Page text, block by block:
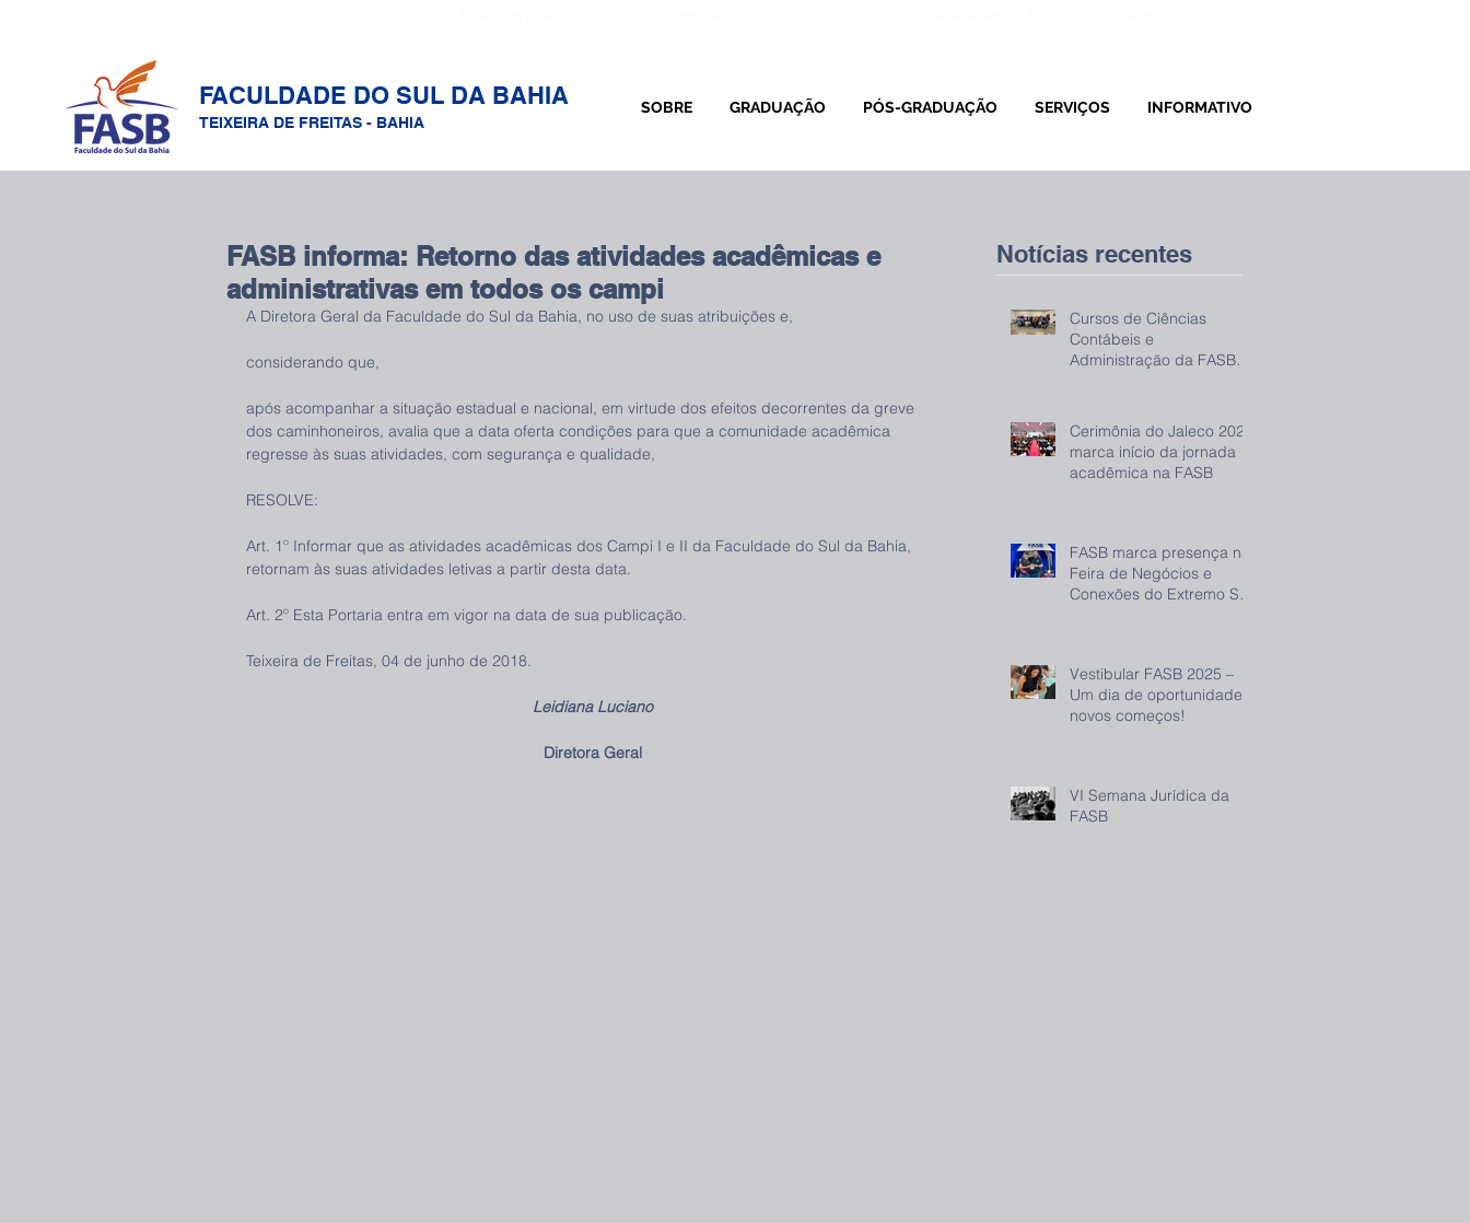
FACULDADE DO SUL DA BAHIA
TEIXEIRA DE FREITAS - BAHIA
SOBRE GRADUAÇÃO PÓS-GRADUAÇÃO SERVIÇOS INFORMATIVO
FASB informa: Retorno das atividades acadêmicas e
administrativas em todos os campi
A Diretora Geral da Faculdade do Sul da Bahia, no uso de suas atribuições e,
considerando que,
após acompanhar a situação estadual e nacional, em virtude dos efeitos decorrentes da greve
dos caminhoneiros, avalia que a data oferta condições para que a comunidade acadêmica
regresse às suas atividades, com segurança e qualidade,
RESOLVE:
Art. 1º Informar que as atividades acadêmicas dos Campi I e II da Faculdade do Sul da Bahia,
retornam às suas atividades letivas a partir desta data.
Art. 2º Esta Portaria entra em vigor na data de sua publicação.
Teixeira de Freitas, 04 de junho de 2018.
Leidiana Luciano
Diretora Geral
Notícias recentes
Cursos de Ciências
Contábeis e
Administração da FASB
Cerimônia do Jaleco 2026
marca início da jornada
acadêmica na FASB
FASB marca presença na
Feira de Negócios e
Conexões do Extremo Sul
Vestibular FASB 2025 –
Um dia de oportunidade e
novos começos!
VI Semana Jurídica da
FASB